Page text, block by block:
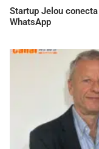
Startup Jelou
WhatsApp